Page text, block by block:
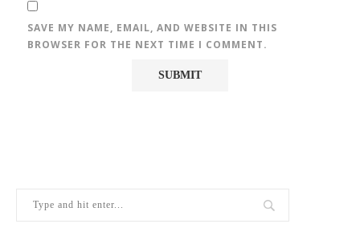
SAVE MY NAME, EMAIL, AND WEBSITE IN THIS
BROWSER FOR THE NEXT TIME I COMMENT.